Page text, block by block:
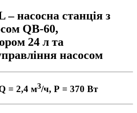
насосна станція з
QB-60,
24 л та
насосом
= 2,4 м3/ч, Р = 370 Вт